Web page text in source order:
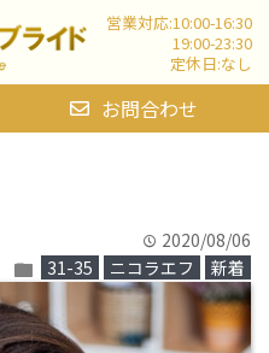
営業対応:10:00-16:30
19:00-23:30
定休日:なし
お問合わせ
time 2020/08/06
folder 31-35 ニコラエフ 新着